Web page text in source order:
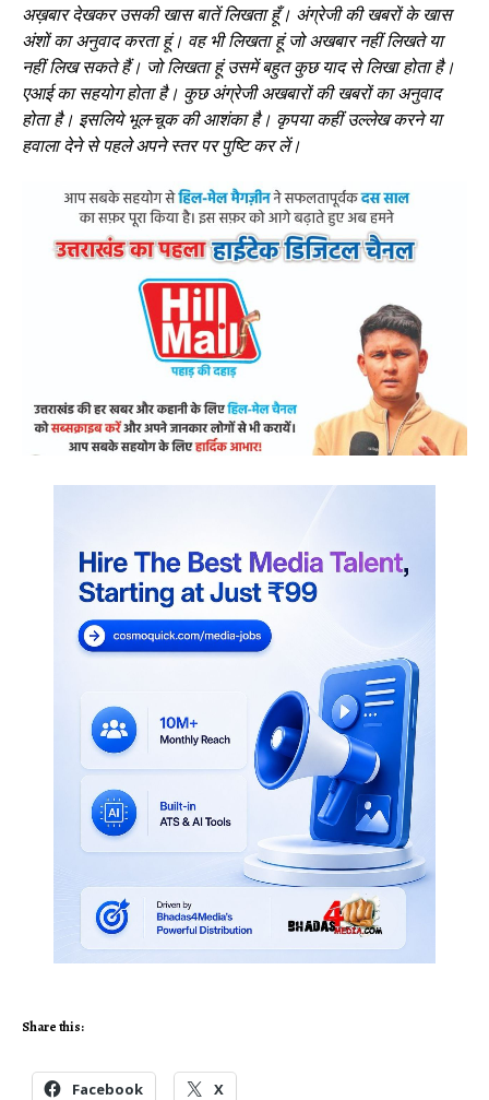
अख़बार देखकर उसकी खास बातें लिखता हूँ। अंग्रेजी की खबरों के खास
अंशों का अनुवाद करता हूं। वह भी लिखता हूं जो अखबार नहीं लिखते या
नहीं लिख सकते हैं। जो लिखता हूं उसमें बहुत कुछ याद से लिखा होता है।
एआई का सहयोग होता है। कुछ अंग्रेजी अखबारों की खबरों का अनुवाद
होता है। इसलिये भूल-चूक की आशंका है। कृपया कहीं उल्लेख करने या
हवाला देने से पहले अपने स्तर पर पुष्टि कर लें।
Share this:
Facebook X